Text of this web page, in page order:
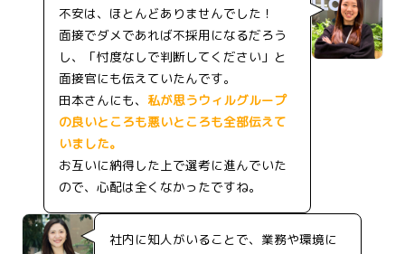
不安は、ほとんどありませんでした！
面接でダメであれば不採用になるだろう
し、「忖度なしで判断してください」と
面接官にも伝えていたんです。
田本さんにも、 私が思うウィルグループ
の良いところも悪いところも全部伝えて
いました。
お互いに納得した上で選考に進んでいた
ので、心配は全くなかったですね。
社内に知人がいることで、業務や環境に